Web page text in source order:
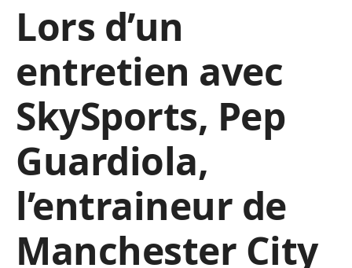
Lors d’un
entretien avec
SkySports, Pep
Guardiola,
l’entraineur de
Manchester City